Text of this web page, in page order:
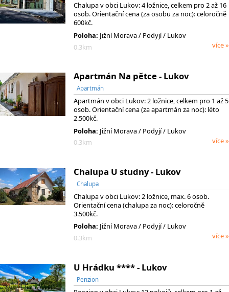
Chalupa v obci Lukov: 4 ložnice, celkem pro 2 až 16
osob. Orientační cena (za osobu za noc): celoročně
600kč.
Poloha: Jižní Morava/ Podyjí/ Lukov
0.3km
více »
Apartmán Na pětce - Lukov
Apartmán
Apartmán v obci Lukov: 2 ložnice, celkem pro 1 až 5
osob. Orientační cena (za apartmán za noc): léto
2.500kč.
Poloha: Jižní Morava/ Podyjí/ Lukov
0.3km
více »
Chalupa U studny - Lukov
Chalupa
Chalupa v obci Lukov: 2 ložnice, max. 6 osob.
Orientační cena (chalupa za noc): celoročně
3.500kč.
Poloha: Jižní Morava/ Podyjí/ Lukov
0.3km
více »
U Hrádku **** - Lukov
Penzion